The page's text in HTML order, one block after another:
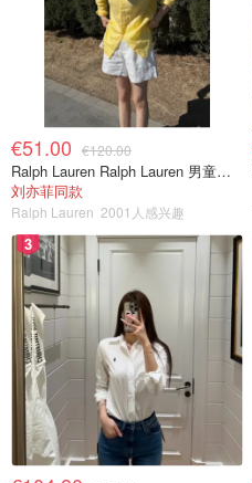
€51.00 €120.00
Ralph Lauren Ralph Lauren 男童亚麻衬衫
刘亦菲同款
Ralph Lauren 2001人感兴趣
3